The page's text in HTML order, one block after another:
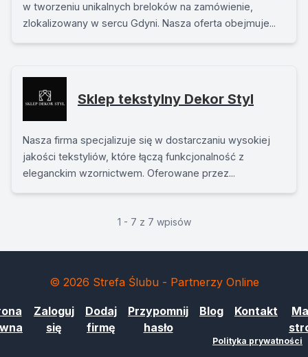
w tworzeniu unikalnych breloków na zamówienie,
zlokalizowany w sercu Gdyni. Nasza oferta obejmuje...
Sklep tekstylny Dekor Styl
Nasza firma specjalizuje się w dostarczaniu wysokiej
jakości tekstyliów, które łączą funkcjonalność z
eleganckim wzornictwem. Oferowane przez...
1 - 7 z 7 wpisów
© 2026 Strefa Ślubu - Partnerzy Online
Zaloguj
się
Dodaj
firmę
Przypomnij
hasło
Blog Kontakt
Polityka prywatności